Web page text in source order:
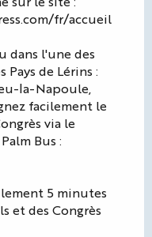
fr/accueil
dans l'une des
de Lérins :
la-Napoule,
facilement le
via le
Bus :
5 minutes
et des Congrès